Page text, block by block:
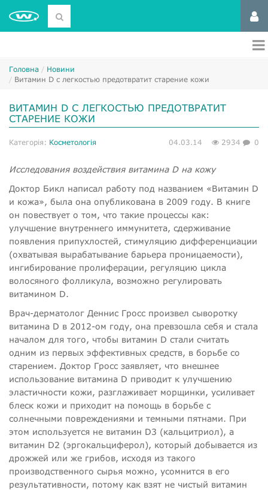
Головна
Новини
​Витамин D с легкостью предотвратит старение кожи
​ВИТАМИН D С ЛЕГКОСТЬЮ ПРЕДОТВРАТИТ
СТАРЕНИЕ КОЖИ
Категорія: Косметологія 04.03.14 2934 0
Исследования воздействия витамина D на кожу
Доктор Бикл написал работу под названием «Витамин D
и кожа», была она опубликована в 2009 году. В книге
он повествует о том, что такие процессы как:
улучшение внутреннего иммунитета, сдерживание
появления припухлостей, стимуляцию дифференциации
(охватывая вырабатывание барьера проницаемости),
ингибирование пролиферации, регуляцию цикла
волосяного фолликула, возможно регулировать
витамином D.
Врач-дерматолог Деннис Гросс произвел сыворотку
витамина D в 2012-ом году, она превзошла себя и стала
началом для того, чтобы витамин D стали считать
одним из первых эффективных средств, в борьбе со
старением. Доктор Гросс заявляет, что внешнее
использование витамина D приводит к улучшению
эластичности кожи, разглаживает морщинки, усиливает
блеск кожи и приходит на помощь в борьбе с
солнечными повреждениями и темными пятнами. При
этом используется не витамин D3 (кальцитриол), а
витамин D2 (эргокальциферол), который добывается из
дрожжей или же грибов, исходя из такого
производственного сырья можно, усомнится в его
результативности, потому как взят не чистый витамин